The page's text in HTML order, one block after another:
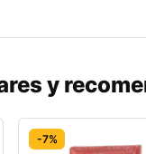
y
-7%